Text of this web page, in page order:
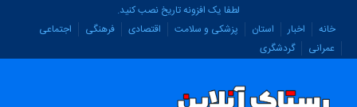
لطفا یک افزونه تاریخ نصب کنید.
خانه
اخبار استان پزشکی و سلامت اقتصادی فرهنگی
اجتماعی
عمرانی
گردشگری